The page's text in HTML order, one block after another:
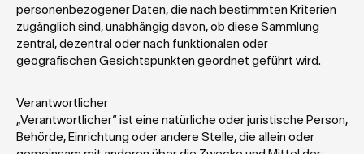
personenbezogener Daten, die nach bestimmten Kriterien
zugänglich sind, unabhängig davon, ob diese Sammlung
zentral, dezentral oder nach funktionalen oder
geografischen Gesichtspunkten geordnet geführt wird.
Verantwortlicher
„Verantwortlicher“ ist eine natürliche oder juristische Person,
Behörde, Einrichtung oder andere Stelle, die allein oder